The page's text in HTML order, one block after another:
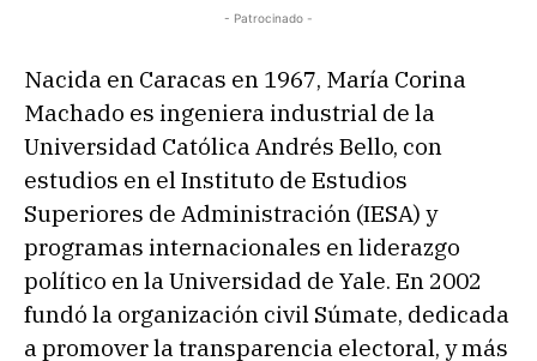
- Patrocinado -
Nacida en Caracas en 1967, María Corina
Machado es ingeniera industrial de la
Universidad Católica Andrés Bello, con
estudios en el Instituto de Estudios
Superiores de Administración (IESA) y
programas internacionales en liderazgo
político en la Universidad de Yale. En 2002
fundó la organización civil Súmate, dedicada
a promover la transparencia electoral, y más